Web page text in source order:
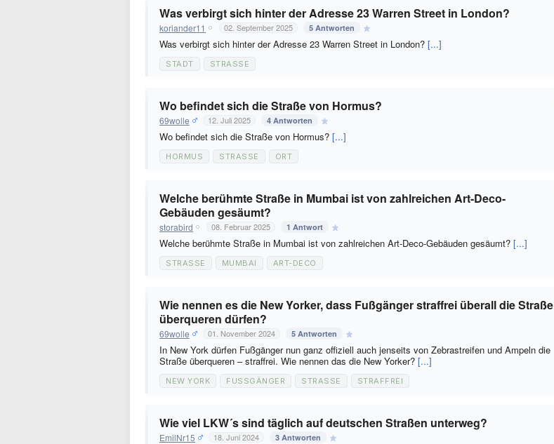
Was verbirgt sich hinter der Adresse 23 Warren Street in London?
koriander11 02. September 2025 5 Antworten
Was verbirgt sich hinter der Adresse 23 Warren Street in London? [...]
STADT STRASSE
Wo befindet sich die Straße von Hormus?
69wolle 12. Juli 2025 4 Antworten
Wo befindet sich die Straße von Hormus? [...]
HORMUS STRASSE ORT
Welche berühmte Straße in Mumbai ist von zahlreichen Art-Deco-
Gebäuden gesäumt?
storabird 08. Februar 2025 1 Antwort
Welche berühmte Straße in Mumbai ist von zahlreichen Art-Deco-Gebäuden gesäumt? [...]
STRASSE MUMBAI ART-DECO
Wie nennen es die New Yorker, dass Fußgänger straffrei überall die Straße
überqueren dürfen?
69wolle 01. November 2024 5 Antworten
In New York dürfen Fußgänger nun ganz offiziell auch jenseits von Zebrastreifen und Ampeln die
Straße überqueren – straffrei. Wie nennen das die New Yorker? [...]
NEW YORK FUSSGÄNGER STRASSE STRAFFREI
Wie viel LKW´s sind täglich auf deutschen Straßen unterweg?
EmilNr15 18. Juni 2024 3 Antworten